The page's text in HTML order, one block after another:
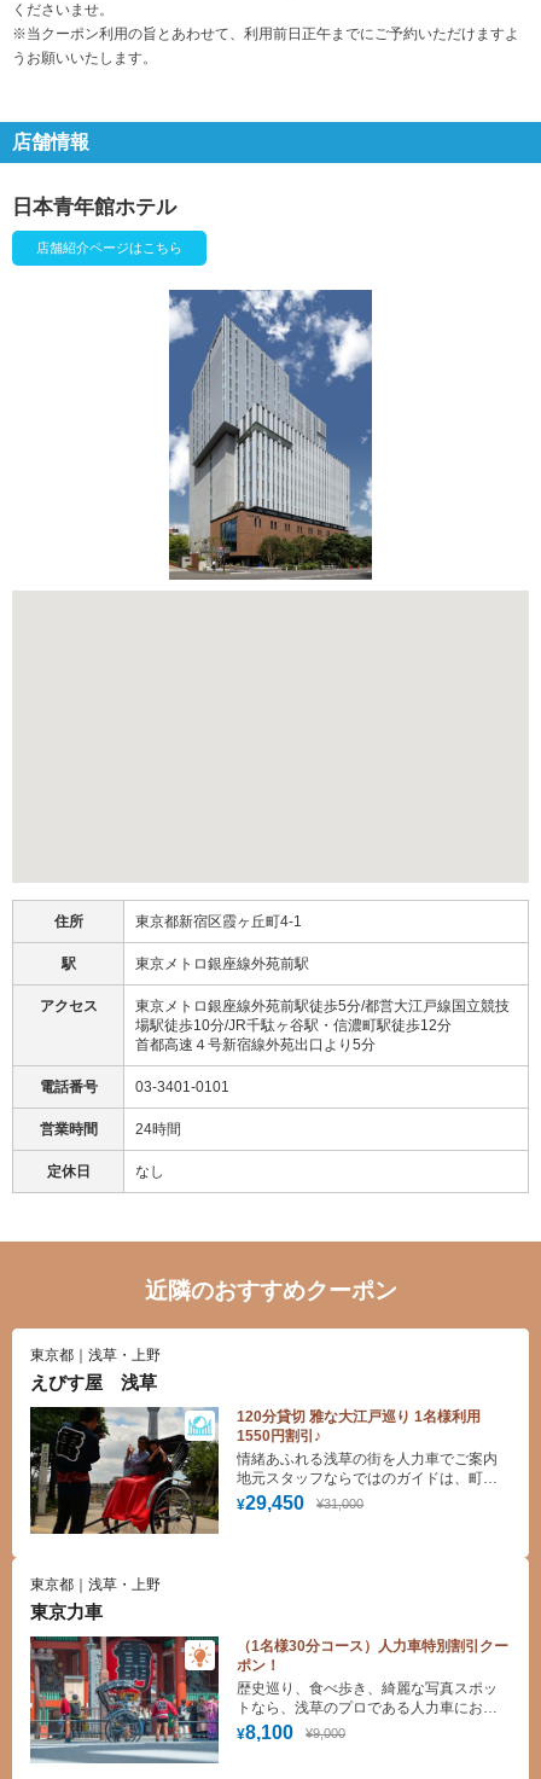
くださいませ。
※当クーポン利用の旨とあわせて、利用前日正午までにご予約いただけますよ
うお願いいたします。
店舗情報
日本青年館ホテル
店舗紹介ページはこちら
住所 東京都新宿区霞ヶ丘町4-1
駅 東京メトロ銀座線外苑前駅
アクセス
東京メトロ銀座線外苑前駅徒歩5分/都営大江戸線国立競技
場駅徒歩10分/JR千駄ヶ谷駅・信濃町駅徒歩12分
首都高速４号新宿線外苑出口より5分
電話番号 03-3401-0101
営業時間 24時間
定休日 なし
近隣のおすすめクーポン
東京都｜浅草・上野
えびす屋 浅草
120分貸切 雅な大江戸巡り 1名様利用
1550円割引♪
¥29,450 ¥31,000
情緒あふれる浅草の街を人力車でご案内
地元スタッフならではのガイドは、町の
歴史はもちろん“穴場名所”や“最新グルメ
情報”なども盛りだくさん！でお楽しみい
東京都｜浅草・上野
東京力車
（1名様30分コース）人力車特別割引クー
ポン！
¥8,100 ¥9,000
歴史巡り、食べ歩き、綺麗な写真スポッ
トなら、浅草のプロである人力車にお任
せください！